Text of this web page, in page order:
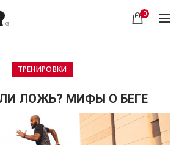
0
ТРЕНИРОВКИ
ЛОЖЬ? МИФЫ О БЕГЕ